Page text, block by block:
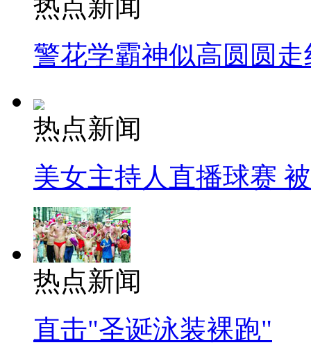
热点新闻
警花学霸神似高圆圆走
热点新闻
美女主持人直播球赛
热点新闻
直击"圣诞泳装裸跑"